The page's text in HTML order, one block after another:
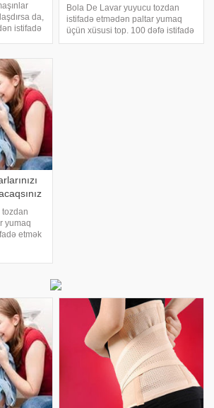
da,
istifadə
bu
gəlinir.
Bola De Lavar yuyucu tozdan
istifadə etmədən paltar yumaq
üçün xüsusi top. 100 dəfə istifadə
etmək mümkündür. Bola De
tozdan
yumaq
etmək